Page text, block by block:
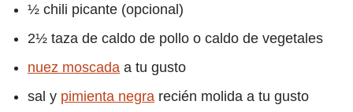
½ chili picante (opcional)
2½ taza de caldo de pollo o caldo de vegetales
nuez moscada a tu gusto
sal y pimienta negra recién molida a tu gusto